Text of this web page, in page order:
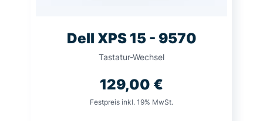
Dell XPS 15 - 9570
Tastatur-Wechsel
129,00 €
Festpreis inkl. 19% MwSt.